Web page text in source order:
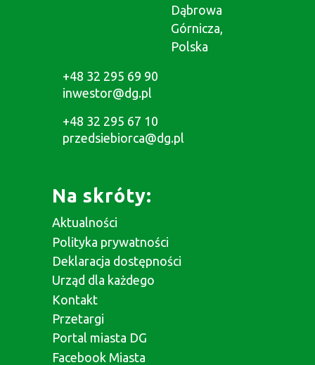
Dąbrowa
Górnicza,
Polska
+48 32 295 69 90
inwestor@dg.pl
+48 32 295 67 10
przedsiebiorca@dg.pl
Na skróty:
Aktualności
Polityka prywatności
Deklaracja dostępności
Urząd dla każdego
Kontakt
Przetargi
Portal miasta DG
Facebook Miasta